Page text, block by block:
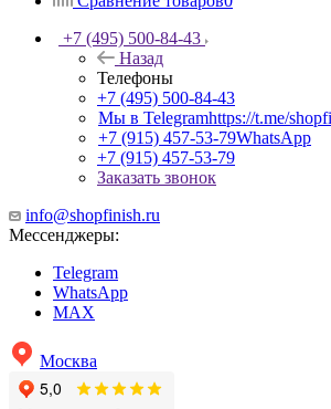
+7 (495) 500-84-43
Назад
Телефоны
+7 (495) 500-84-43
Мы в Telegramhttps://t.me/
+7 (915) 457-53-79WhatsApp
+7 (915) 457-53-79
Заказать звонок
info@shopfinish.ru
Мессенджеры:
Telegram
WhatsApp
MAX
Москва